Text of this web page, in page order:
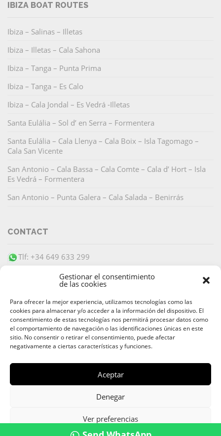
Gestionar el consentimiento
de las cookies
Para ofrecer la mejor experiencia, utilizamos tecnologías como las
cookies para almacenar y/o acceder a la información del dispositivo. El
consentimiento de estas tecnologías nos permitirá procesar datos como
el comportamiento de navegación o las identificaciones únicas en este
sitio. No consentir o retirar el consentimiento, puede afectar
negativamente a ciertas características y funciones.
Aceptar
Denegar
Ver preferencias
IBIZA BOAT ROUTES
Ibiza – Salinas – Illetas
Ibiza – Illetas – Cala Sahona
Ibiza – Tanga – Punta Prima
Ibiza – Tanga – Es Calo
Ibiza – Cala Jondal – Es Vedrá -Illetas
Santa Eulália – Sol d’ en Serra – Formentera
Santa Eulália – Cala Llenya – Cala Boix – Isla Tagomago –
Cala San Vicente
San Antonio – Cala Bassa – Cala Comte – Cala d’ Hort – Isla
Es Vedrá – Formentera
San Antonio – Punta Galera – Cala Salada – Benirrás
CONTACT
Tlf: +34 649 633 299
SECURE PAYMENT
Ibiza Boat Rental and Charter
633 299